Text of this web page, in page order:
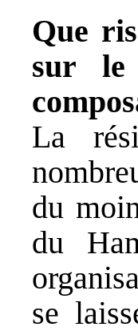
Que
sur le
La
du
du
se